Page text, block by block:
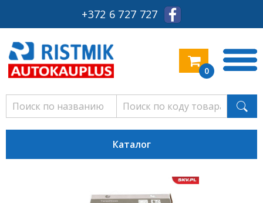
+372 6 727 727
0
Каталог